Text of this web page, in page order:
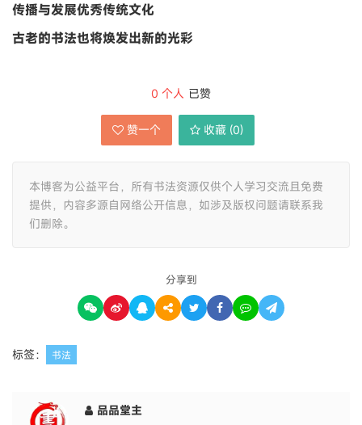
传播与发展优秀传统文化
古老的书法也将焕发出新的光彩
0 个人 已赞
赞一个 收藏 (0)
本博客为公益平台，所有书法资源仅供个人学习交流且免费
提供，内容多源自网络公开信息，如涉及版权问题请联系我
们删除。
分享到
标签： 书法
品品堂主